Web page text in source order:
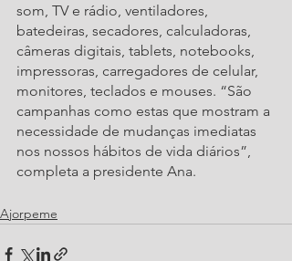
som, TV e rádio, ventiladores,
batedeiras, secadores, calculadoras,
câmeras digitais, tablets, notebooks,
impressoras, carregadores de celular,
monitores, teclados e mouses. “São
campanhas como estas que mostram a
necessidade de mudanças imediatas
nos nossos hábitos de vida diários”,
completa a presidente Ana.
Ajorpeme